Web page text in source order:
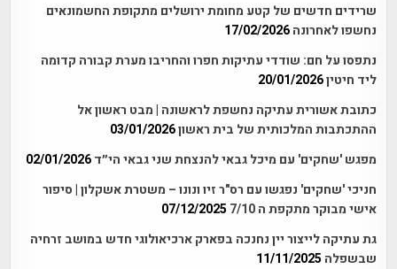
שרידים חדשים של קטע מחומת ירושלים מתקופת החשמונאים
נחשפו לאחרונה 17/02/2026
נתפסו על חם: שודדי עתיקות חפרו והחריבו מערת קבורה קדומה
ליד חיטין20/01/2026
כתובת אשורית עתיקה נחשפת לראשונה | מבט ראשון אל
ההתכתבות המלכותית של בית ראשון03/01/2026
מפגש 'שחקים' עם מיכל גבאי להנצחת שני גבאי הי״ד 02/01/2026
חניכי 'שחקים' נפגשו עם רס"ר זיו ונונו – משטרת אשקלון | סיפור
אישי מבוקר מתקפת ה 7/10
07/12/2025
גת עתיקה לייצור יין נחנכה בפארק ארכיאולוגי חדש במושב זרחיה
שבשפלה 11/11/2025